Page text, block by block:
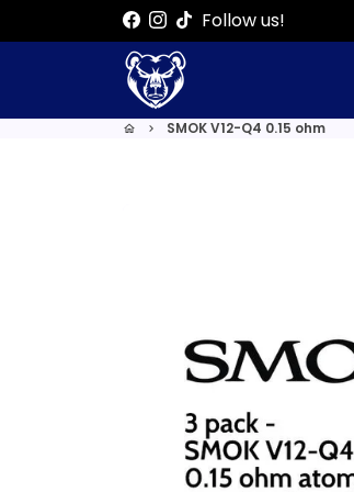
directamente
Follow us!
home keyboard_arrow_right SMOK V12-Q4 0.15 ohm